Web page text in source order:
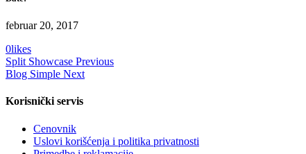
februar 20, 2017
0likes
Split Showcase Previous
Blog Simple Next
Korisnički servis
Cenovnik
Uslovi korišćenja i politika privatnosti